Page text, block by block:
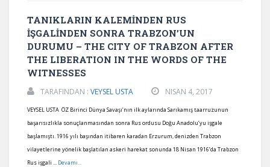
TANIKLARIN KALEMİNDEN RUS
İŞGALİNDEN SONRA TRABZON’UN
DURUMU – THE CITY OF TRABZON AFTER
THE LIBERATION IN THE WORDS OF THE
WITNESSES
TARAFINDAN : VEYSEL USTA NISAN 4, 2017
VEYSEL USTA ÖZ Birinci Dünya Savaşı’nın ilk aylarında Sarıkamış taarruzunun
başarısızlıkla sonuçlanmasından sonra Rus ordusu Doğu Anadolu’yu işgale
başlamıştı. 1916 yılı başından itibaren karadan Erzurum, denizden Trabzon
vilayetlerine yönelik başlatılan askeri harekat sonunda 18 Nisan 1916’da Trabzon
Rus işgali ... Devamı...